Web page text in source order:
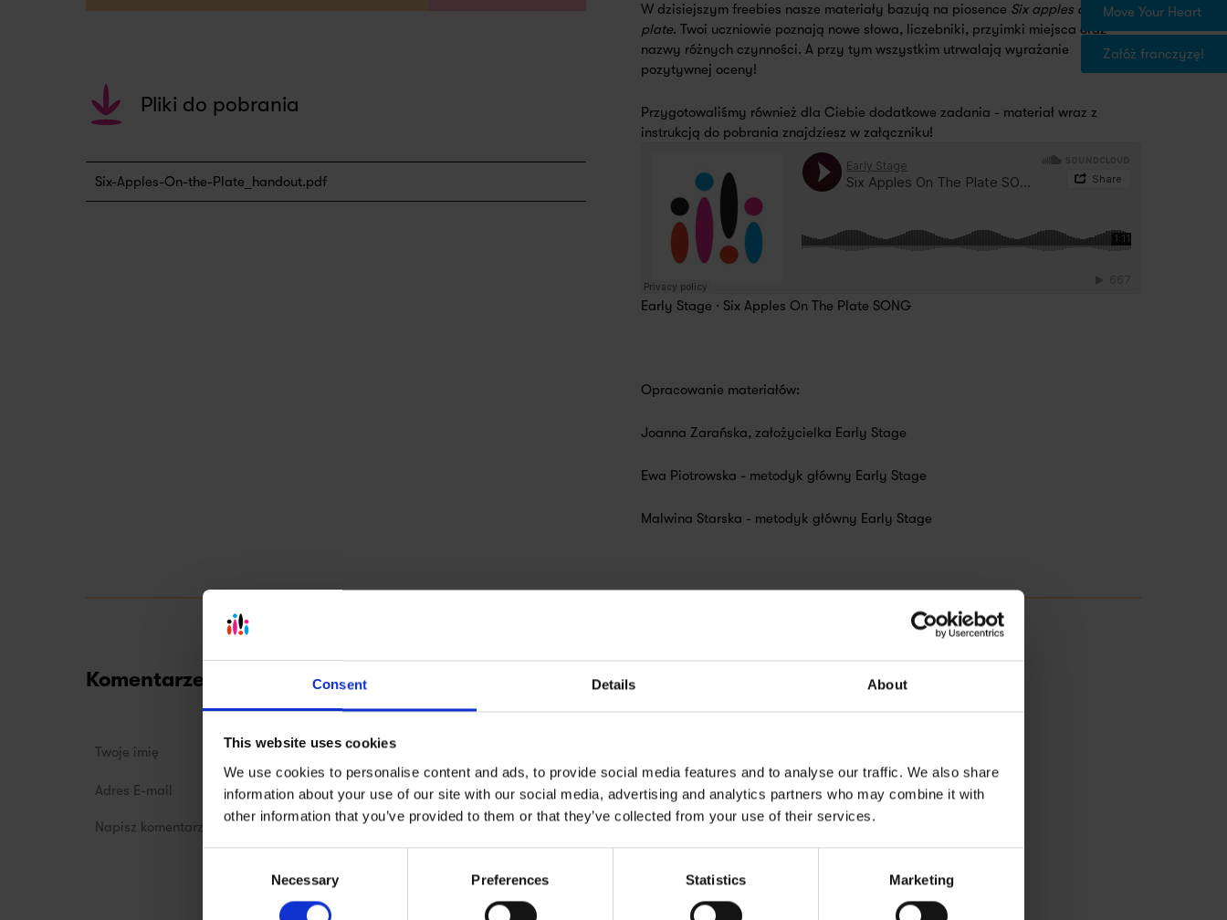
Consent Details About
This website uses cookies
We use cookies to personalise content and ads, to provide social media features and to analyse our traffic. We also share
information about your use of our site with our social media, advertising and analytics partners who may combine it with
other information that you’ve provided to them or that they’ve collected from your use of their services.
Necessary Preferences Statistics Marketing
Move Your Heart
Załóż franczyzę!
Pliki do pobrania
Six-Apples-On-the-Plate_handout.pdf
W dzisiejszym freebies nasze materiały bazują na piosence Six apples on the
plate. Twoi uczniowie poznają nowe słowa, liczebniki, przyimki miejsca oraz
nazwy różnych czynności. A przy tym wszystkim utrwalają wyrażanie
pozytywnej oceny!
Przygotowaliśmy również dla Ciebie dodatkowe zadania - materiał wraz z
instrukcją do pobrania znajdziesz w załączniku!
Early Stage · Six Apples On The Plate SONG
Opracowanie materiałów:
Joanna Zarańska, założycielka Early Stage
Ewa Piotrowska - metodyk główny Early Stage
Malwina Starska - metodyk główny Early Stage
Komentarze